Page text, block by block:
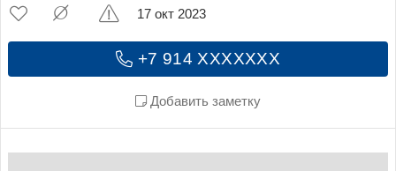
+7 914 XXXXXXX
Добавить заметку
17 окт 2023